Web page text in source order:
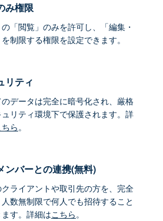
み権限
の「閲覧」のみを許可し、「編集・
制限する権限を設定できます。
リティ
データは完全に暗号化され、厳格
リティ環境下で保護されます。詳
ら。
ンバーとの連携(無料)
ライアントや取引先の方を、完全
数無制限で何人でも招待すること
す。詳細はこちら。